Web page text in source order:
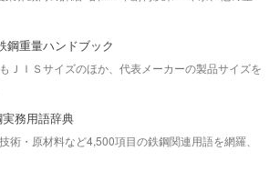
鋼重量ハンドブック
ＪＩＳサイズのほか、代表メーカーの製品サイズを
務用語辞典
術・原材料など4,500項目の鉄鋼関連用語を網羅、